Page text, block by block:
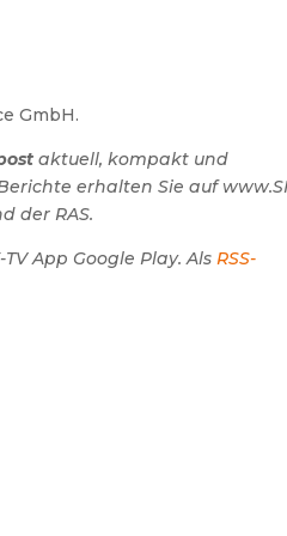
GmbH.
aktuell, kompakt und
erhalten Sie auf
der RAS.
TV App Google Play. AlsRSS-